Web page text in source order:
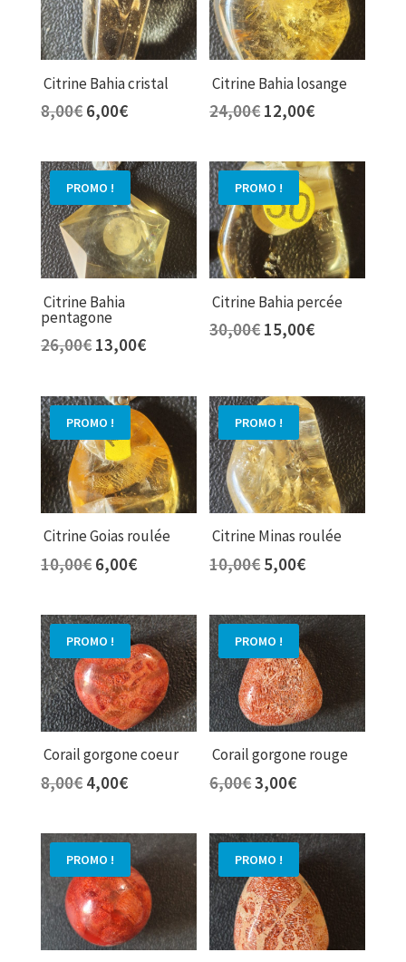
Citrine Bahia cristal
8,00€ Le
initial
était :
8,00€.
6,00€Le
actuel
est :
6,00€.
Citrine Bahia losange
24,00€ Le
initial
était :
24,00€.
12,00€Le
actuel
est :
12,00€.
PROMO !
Citrine Bahia
pentagone
26,00€ Le
initial
était :
26,00€.
13,00€Le
actuel
est :
13,00€.
PROMO !
Citrine Bahia percée
30,00€ Le
était :
30,00€.
15,00€Le
est :
15,00€.
PROMO !
Citrine Goias roulée
10,00€ Le
initial
était :
10,00€.
6,00€Le
actuel
est :
6,00€.
PROMO !
Citrine Minas roulée
10,00€ Le
initial
était :
10,00€.
5,00€Le
actuel
est :
5,00€.
PROMO !
Corail gorgone coeur
8,00€ Le
initial
était :
8,00€.
4,00€Le
actuel
est :
4,00€.
PROMO !
Corail gorgone rouge
6,00€Le
initial
était :
6,00€.
3,00€Le
actuel
est :
3,00€.
PROMO ! PROMO !